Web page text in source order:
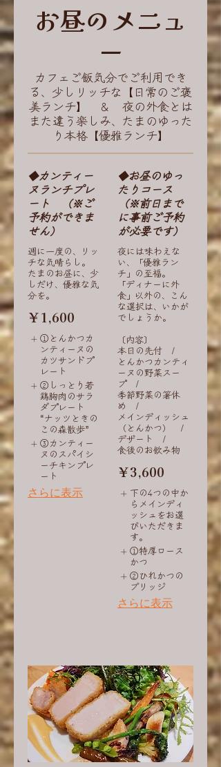
お昼のメニュ
ー
カフェご飯気分でご利用でき
る、少しリッチな【日常のご褒
美ランチ】 ＆ 夜の外食とは
また違う楽しみ、たまのゆった
り本格【優雅ランチ】
◆カンティー
ヌランチプレ
ート （※ご
予約ができま
せん）
週に一度の、リッ
チな気晴らし。
たまのお昼に、少
しだけ、優雅な気
￥1,600
①とんかつカ
ンティーヌの
カツサンドプ
レート
②しっとり若
鶏胸肉のサラ
ダプレート
“ナッツときの
この森散歩”
③カンティー
ヌのスパイシ
ーチキンプレ
ート
さらに表示
◆お昼のゆっ
たりコース
（※前日まで
に事前ご予約
が必要です）
夜には味わえな
い、「優雅ラン
チ」の至福。
「ディナーに外
食」以外の、こん
な選択は、いかが
でしょうか。
〔内容〕
本日の先付 /
とんかつカンティ
ーヌの野菜スー
プ /
季節野菜の箸休
め /
メインディッシュ
（とんかつ） /
デザート /
食後のお飲み物
￥3,600
下の4つの中か
らメインディ
ッシュをお選
びいただきま
す。
①特厚ロース
かつ
②ひれかつの
ブリッジ
さらに表示